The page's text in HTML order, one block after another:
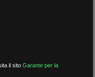
il sitoGarante per la